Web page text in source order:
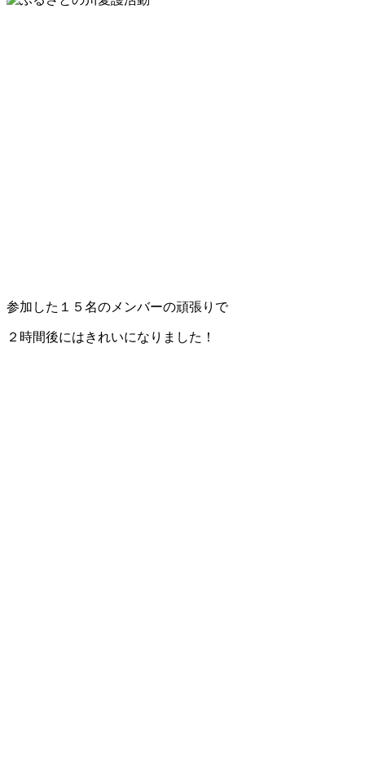
参加した１５名のメンバーの頑張りで
２時間後にはきれいになりました！